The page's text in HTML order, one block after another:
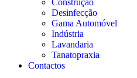
Construção
Desinfecção
Gama Automóvel
Indústria
Lavandaria
Tanatopraxia
Contactos